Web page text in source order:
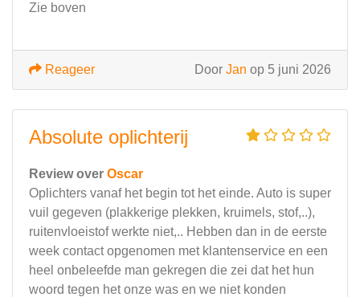
Zie boven
Door Jan op 5 juni 2026
Reageer
Absolute oplichterij
Review over Oscar
Oplichters vanaf het begin tot het einde. Auto is super
vuil gegeven (plakkerige plekken, kruimels, stof,..),
ruitenvloeistof werkte niet,.. Hebben dan in de eerste
week contact opgenomen met klantenservice en een
heel onbeleefde man gekregen die zei dat het hun
woord tegen het onze was en we niet konden